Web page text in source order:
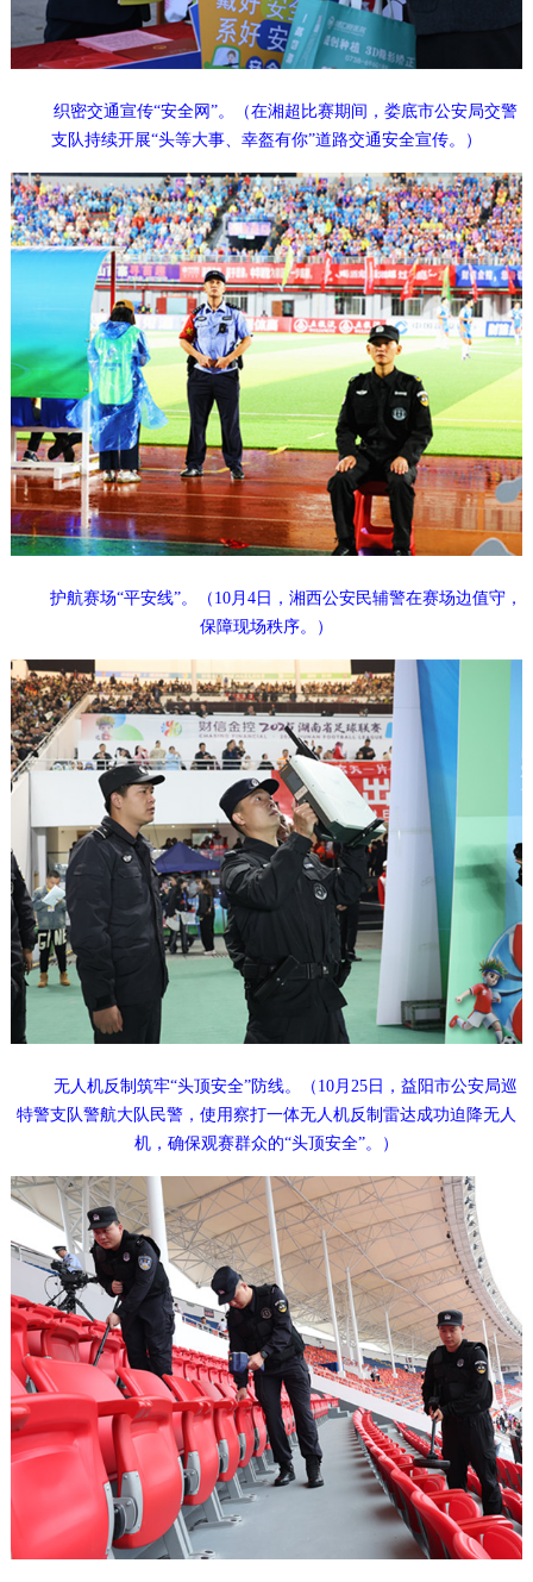
织密交通宣传“安全网”。（在湘超比赛期间，娄底市公安局交警
支队持续开展“头等大事、幸盔有你”道路交通安全宣传。）
护航赛场“平安线”。（10月4日，湘西公安民辅警在赛场边值守，
保障现场秩序。）
无人机反制筑牢“头顶安全”防线。（10月25日，益阳市公安局巡
特警支队警航大队民警，使用察打一体无人机反制雷达成功迫降无人
机，确保观赛群众的“头顶安全”。）